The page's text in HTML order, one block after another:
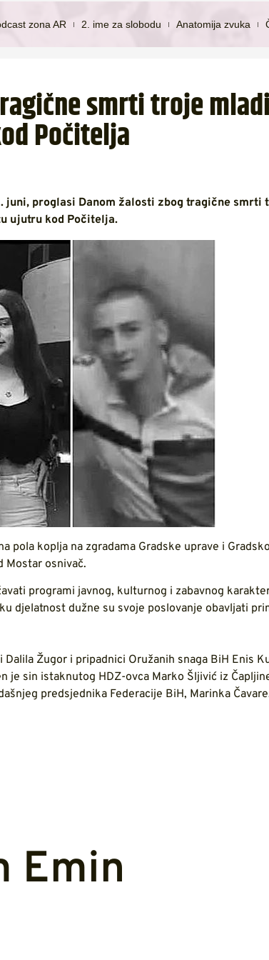
zona AR 2. ime za slobodu Anatomija zvuka
smrti troje
Počitelja
juni, proglasi Danom žalosti zbog tragične smrti
ujutru kod Počitelja.
pola koplja na zgradama Gradske uprave i
Mostar osnivač.
programi javnog, kulturnog i zabavnog
djelatnost dužne su svoje poslovanje obavljati
Žugor i pripadnici Oružanih snaga BiH Enis
je sin istaknutog HDZ-ovca Marko Šljivić iz
predsjednika Federacije BiH, Marinka
Emin